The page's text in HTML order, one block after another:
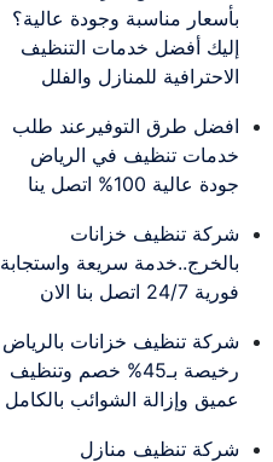
بأسعار مناسبة وجودة عالية؟
إليك أفضل خدمات التنظيف
الاحترافية للمنازل والفلل
افضل طرق التوفيرعند طلب
خدمات تنظيف في الرياض
جودة عالية 100% اتصل ينا
شركة تنظيف خزانات
بالخرج..خدمة سريعة واستجابة
فورية 24/7 اتصل بنا الان
شركة تنظيف خزانات بالرياض
رخيصة بـ45% خصم وتنظيف
عميق وإزالة الشوائب بالكامل
شركة تنظيف منازل